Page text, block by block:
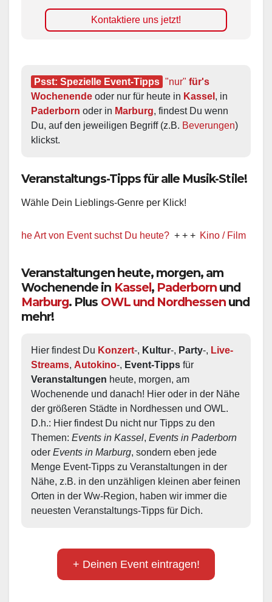
Kontaktiere uns jetzt!
Psst: Spezielle Event-Tipps "nur" für's
Wochenende oder nur für heute in Kassel
Paderborn oder in Marburg, findest Du wenn
Du, auf den jeweiligen Begriff (z.B. Beverungen)
klickst.
Veranstaltungs-Tipps für alle Musik-Stile!
Wähle Dein Lieblings-Genre per Klick!
von Event suchst Du heute? + + + Kino / Film + + +
Veranstaltungen heute, morgen, am
Wochenende in Kassel , Paderborn und
Marburg. Plus OWL und Nordhessen und
mehr!
Hier findest Du Konzert-, Kultur-, Party-, Live-
Streams, Autokino-, Event-Tipps
Veranstaltungen heute, morgen, am
Wochenende und danach! Hier oder in der Nähe
der größeren Städte in Nordhessen und OWL.
D.h.: Hier findest Du nicht nur Tipps zu den
Themen: Events in Kassel, Events in Paderborn
oder Events in Marburg, sondern eben jede
Menge Event-Tipps zu Veranstaltungen in der
Nähe, z.B. in den unzähligen kleinen aber feinen
Orten in der Ww-Region, haben wir immer die
neuesten Veranstaltungs-Tipps für Dich.
+ Deinen Event eintragen!